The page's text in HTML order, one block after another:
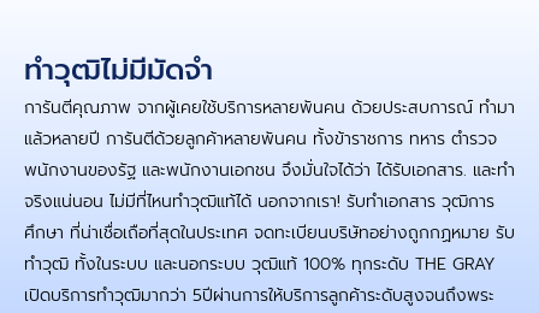
ทําวุฒิไม่มีมัดจํา
การันตีคุณภาพ จากผู้เคยใช้บริการหลายพันคน ด้วยประสบการณ์ ทำมา
แล้วหลายปี การันตีด้วยลูกค้าหลายพันคน ทั้งข้าราชการ ทหาร ตำรวจ
พนักงานของรัฐ และพนักงานเอกชน จึงมั่นใจได้ว่า ได้รับเอกสาร. และทำ
จริงแน่นอน ไม่มีที่ไหนทำวุฒิแท้ได้ นอกจากเรา! รับทำเอกสาร วุฒิการ
ศึกษา ที่น่าเชื่อเถือที่สุดในประเทศ จดทะเบียนบริษัทอย่างถูกกฏหมาย รับ
ทำวุฒิ ทั้งในระบบ และนอกระบบ วุฒิแท้ 100% ทุกระดับ THE GRAY
เปิดบริการทำวุฒิมากว่า 5ปีผ่านการให้บริการลูกค้าระดับสูงจนถึงพระ